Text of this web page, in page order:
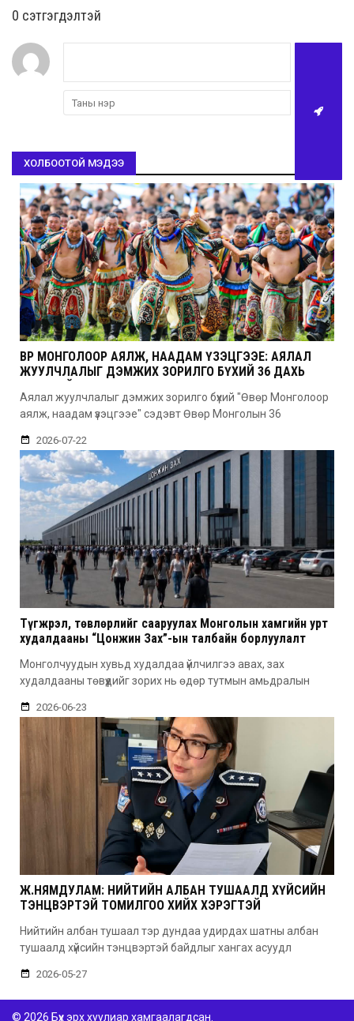
0 cэтгэгдэлтэй
ХОЛБООТОЙ МЭДЭЭ
ӨВӨР МОНГОЛООР АЯЛЖ, НААДАМ ҮЗЭЦГЭЭЕ: АЯЛАЛ
ЖУУЛЧЛАЛЫГ ДЭМЖИХ ЗОРИЛГО БҮХИЙ 36 ДАХЬ
Аялал жуулчлалыг дэмжих зорилго бүхий "Өвөр Монголоор
аялж, наадам үзэцгээе" сэдэвт Өвөр Монголын 36
2026-07-22
Түгжрэл, төвлөрлийг сааруулах Монголын хамгийн урт
худалдааны “Цонжин Зах”-ын талбайн борлуулалт
Монголчуудын хувьд худалдаа үйлчилгээ авах, зах
худалдааны төвүүдийг зорих нь өдөр тутмын амьдралын
2026-06-23
Ж.НЯМДУЛАМ: НИЙТИЙН АЛБАН ТУШААЛД ХҮЙСИЙН
ТЭНЦВЭРТЭЙ ТОМИЛГОО ХИЙХ ХЭРЭГТЭЙ
Нийтийн албан тушаал тэр дундаа удирдах шатны албан
тушаалд хүйсийн тэнцвэртэй байдлыг хангах асуудл
2026-05-27
© 2026 Бүх эрх хуулиар хамгаалагдсан.